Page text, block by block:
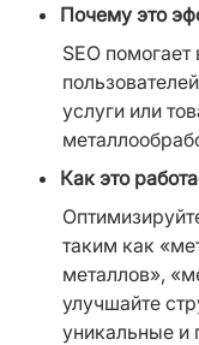
Почему это
SEO
услуги или
Как это
таким как
металлов»,
улучшайте
уникальные и